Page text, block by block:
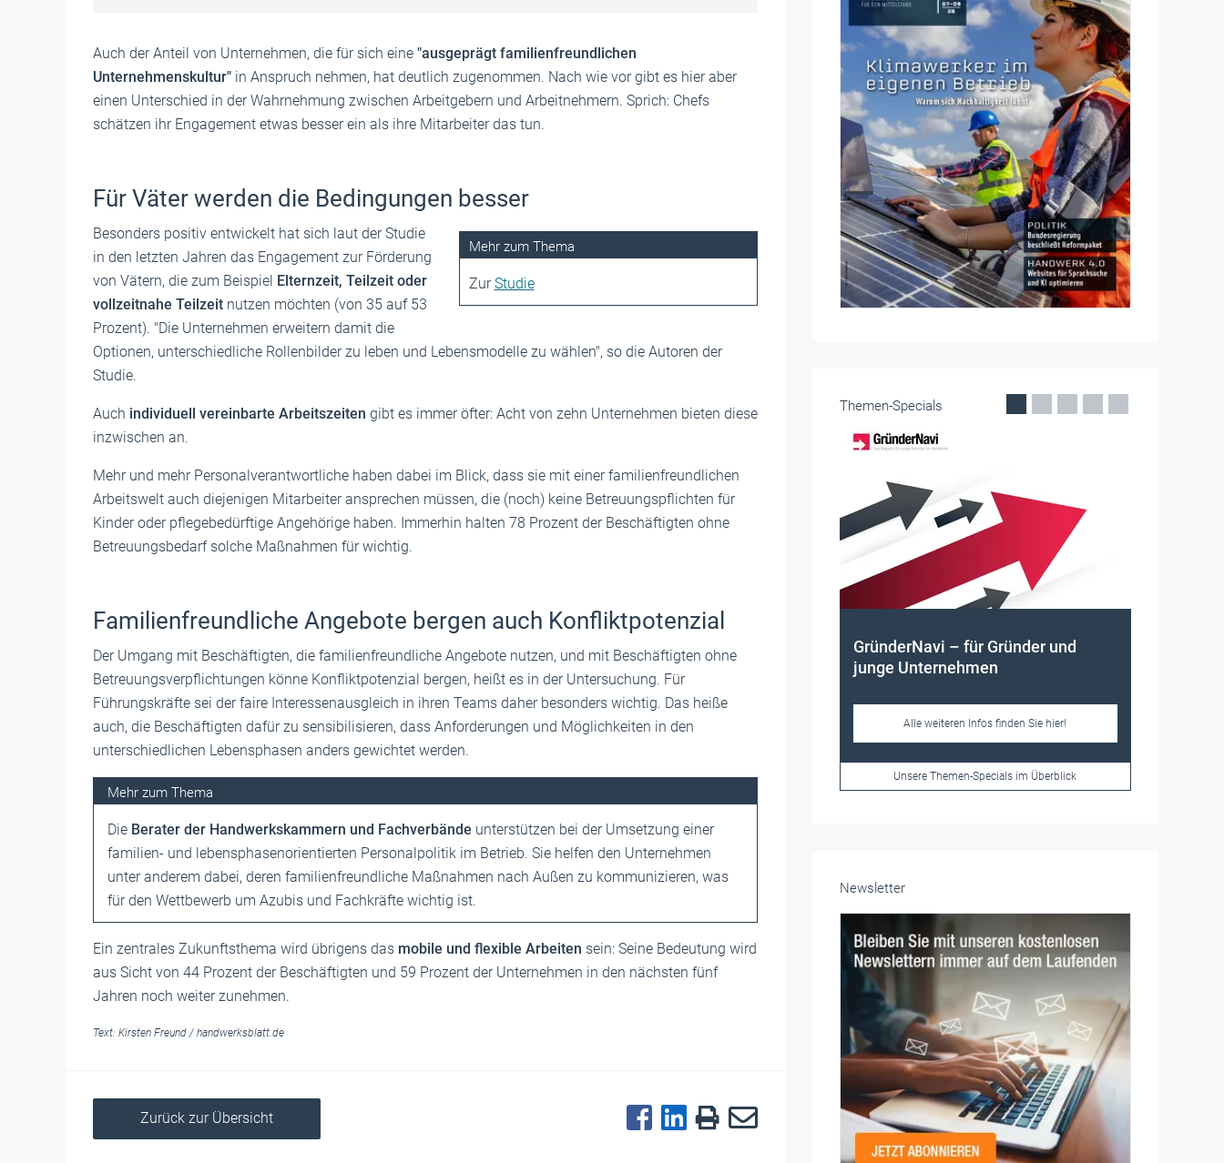
Auch der Anteil von Unternehmen, die für sich eine "ausgeprägt familienfreundlichen
Unternehmenskultur" in Anspruch nehmen, hat deutlich zugenommen. Nach wie vor gibt es hier aber
einen Unterschied in der Wahrnehmung zwischen Arbeitgebern und Arbeitnehmern. Sprich: Chefs
schätzen ihr Engagement etwas besser ein als ihre Mitarbeiter das tun.
Für Väter werden die Bedingungen besser
ZurStudie
Besonders positiv entwickelt hat sich laut der Studie
in den letzten Jahren das Engagement zur Förderung
von Vätern, die zum Beispiel Elternzeit, Teilzeit oder
vollzeitnahe Teilzeit nutzen möchten (von 35 auf 53
Prozent). "Die Unternehmen erweitern damit die
Optionen, unterschiedliche Rollenbilder zu leben und Lebensmodelle zu wählen", so die Autoren der
Studie.
Auch individuell vereinbarte Arbeitszeiten gibt es immer öfter: Acht von zehn Unternehmen bieten diese
inzwischen an.
Mehr und mehr Personalverantwortliche haben dabei im Blick, dass sie mit einer familienfreundlichen
Arbeitswelt auch diejenigen Mitarbeiter ansprechen müssen, die (noch) keine Betreuungspflichten für
Kinder oder pflegebedürftige Angehörige haben. Immerhin halten 78 Prozent der Beschäftigten ohne
Betreuungsbedarf solche Maßnahmen für wichtig.
Familienfreundliche Angebote bergen auch Konfliktpotenzial
Der Umgang mit Beschäftigten, die familienfreundliche Angebote nutzen, und mit Beschäftigten ohne
Betreuungsverpflichtungen könne Konfliktpotenzial bergen, heißt es in der Untersuchung. Für
Führungskräfte sei der faire Interessenausgleich in ihren Teams daher besonders wichtig. Das heiße
auch, die Beschäftigten dafür zu sensibilisieren, dass Anforderungen und Möglichkeiten in den
unterschiedlichen Lebensphasen anders gewichtet werden.
Die Berater der Handwerkskammern und Fachverbände unterstützen bei der Umsetzung einer
familien- und lebensphasenorientierten Personalpolitik im Betrieb. Sie helfen den Unternehmen
unter anderem dabei, deren familienfreundliche Maßnahmen nach Außen zu kommunizieren, was
für den Wettbewerb um Azubis und Fachkräfte wichtig ist.
Ein zentrales Zukunftsthema wird übrigens das mobile und flexible Arbeiten sein: Seine Bedeutung wird
aus Sicht von 44 Prozent der Beschäftigten und 59 Prozent der Unternehmen in den nächsten fünf
Jahren noch weiter zunehmen.
Text: Kirsten Freund / handwerksblatt.de
Zurück zur Übersicht
Unsere Themen-Specials im Überblick
Newsletter